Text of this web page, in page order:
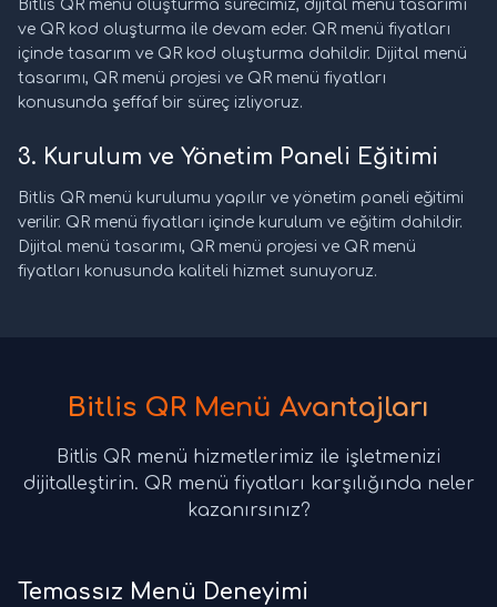
Bitlis QR menü oluşturma sürecimiz, dijital menü tasarımı
ve QR kod oluşturma ile devam eder. QR menü fiyatları
içinde tasarım ve QR kod oluşturma dahildir. Dijital menü
tasarımı, QR menü projesi ve QR menü fiyatları
konusunda şeffaf bir süreç izliyoruz.
3. Kurulum ve Yönetim Paneli Eğitimi
Bitlis QR menü kurulumu yapılır ve yönetim paneli eğitimi
verilir. QR menü fiyatları içinde kurulum ve eğitim dahildir.
Dijital menü tasarımı, QR menü projesi ve QR menü
fiyatları konusunda kaliteli hizmet sunuyoruz.
Bitlis QR Menü Avantajları
Bitlis QR menü hizmetlerimiz ile işletmenizi
dijitalleştirin. QR menü fiyatları karşılığında neler
kazanırsınız?
Temassız Menü Deneyimi